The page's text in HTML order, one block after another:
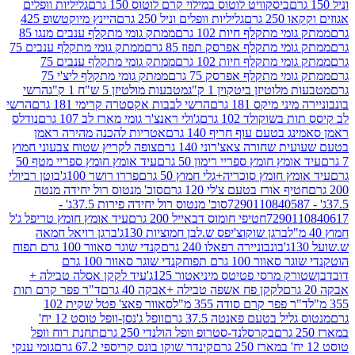
ביסקוויט לוטוס במילוי קרם לוטוס 150 גרם
גליליות וופלים
גרם
גליליות וופלים וניל 250 גרם
היינץ מיוקטשופ 425
מתקלף חיות 102 גרם
ממתק גומי מתקלף ענבים מנגו 85
מתקלף אפרסק תפוז 85 גרם
ממתק גומי מתקלף ענבים 75
מתקלף חיות 102 גרם
ממתק גומי מתקלף ענבים 75
מתקלף אפרסק 75 גרם
ממתק גומי מתקלף ליצ'י 75
ביטקוין 1 ק"ג
מטבעות מולטיזן 5 ש"ח 1 ק"ג
הרשי
מיקס 181 גרם
הרשי לבבות אקסטרה קרימי 181 גרם
הרשי
102 גרם
ג'ולי ראנצ'ר גומי מארז לב 107 גרם
נודלס
עוף חריף 140 גרם
אטריות להכנה מהירה ראמן
שחורה צאצ'רוני 140 גרם
צופה לקריץ שטוח צבעוני חמוץ
חומץ ספריי רימון 50 גרם
עיד אומץ חומץ ספריי מטף 50
חומץ סוכריה+גלי חמוץ 50 גרם
פררו רושר 100ג'
בוטן רביולי
אורז בטעם צ'לי 120 גרם
סוכ' מנטוס רול יחידה מנטה
סוכ' מנטוס רול יחידה פירות 37.5ג' -
חטיפי חומוס דבאייל 200 גרם
עיד אומץ חומץ טריפל ג'ל
ברגן שוקוצ'יפס ש.לבן חמוציות 130ג'
ברגן רויאל חמאה
בונבוניירה רפאלו 240 גרם
קנדי שוגר סאוור 100 גרם תפוח
100 גרם תפוח
קנדי שוגר סאוור 100 גרם
מרסי פטיטס מיניאטור 125ג'
עיד לקקן אסלה טבילה +
לקקן פח אשפה טבילה +אבקה 40 גרם
ד"ר פפר קרם תות
פפר קרם סודה 355 מ"ל
סאוור פאצ' פטל שקית 102
בטעם פאנטה 37.5 גרם
וופל ג'נסן-וופל טוסט 12 יח'
בקרסלנד-סטרופ וופל הולנדי 250 גרם
תחנת רוח וופל
קינדר שוקו בונס קריספי 67.2 גרם
גומי ענקי